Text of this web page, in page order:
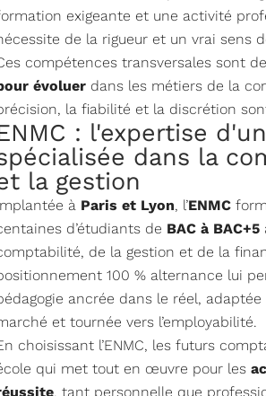
exigeante et une activité
de la rigueur et un vrai sens
compétences transversales sont
évoluer dans les métiers de la
la fiabilité et la discrétion
: l'expertise
dans la
la gestion
à Paris et Lyon, l’ENMC
d’étudiants de BAC à BAC+5
de la gestion et de la
100 % alternance lui
ancrée dans le réel, adaptée
et tournée vers l’employabilité.
choisissant l’ENMC, les futurs
qui met tout en œuvre pour les
, tant personnelle que